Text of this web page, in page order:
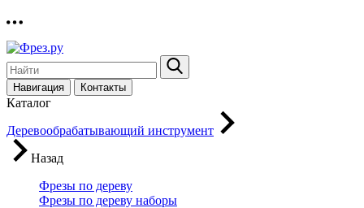
Навигация Контакты
Каталог
Деревообрабатывающий инструмент
Назад
Фрезы по дереву
Фрезы по дереву наборы